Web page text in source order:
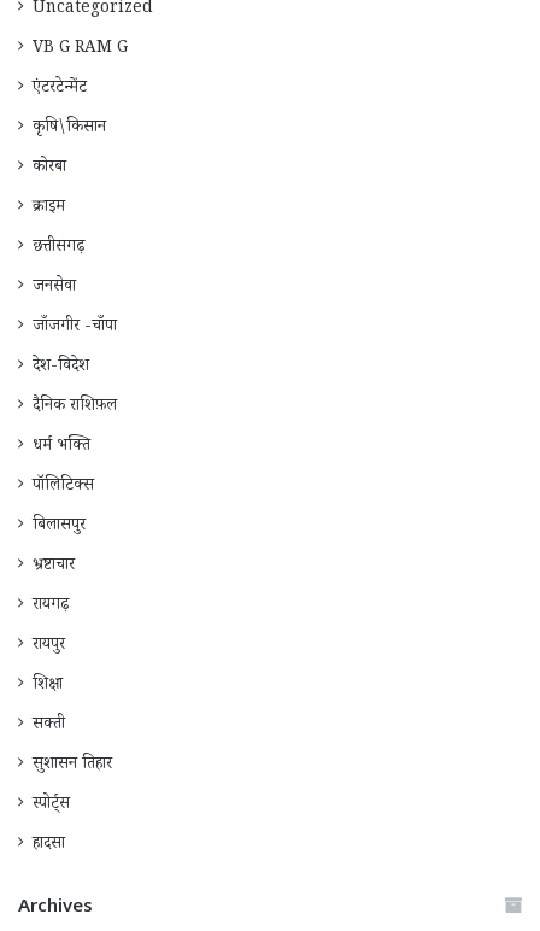
Uncategorized
VB G RAM G
एंटरटेन्मेंट
कृषि\किसान
कोरबा
क्राइम
छत्तीसगढ़
जनसेवा
जाँजगीर -चाँपा
देश-विदेश
दैनिक राशिफ़ल
धर्म भक्ति
पॉलिटिक्स
बिलासपुर
भ्रष्टाचार
रायगढ़
रायपुर
शिक्षा
सक्ती
सुशासन तिहार
स्पोर्ट्स
हादसा
Archives